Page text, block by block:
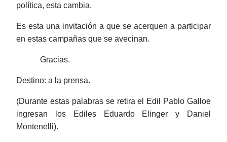
política, esta cambia.
Es esta una invitación a que se acerquen a participar
en estas campañas que se avecinan.
Gracias.
Destino: a la prensa.
(Durante estas palabras se retira el Edil Pablo Galloe
ingresan los Ediles
Eduardo Elinger y Daniel
Montenelli).